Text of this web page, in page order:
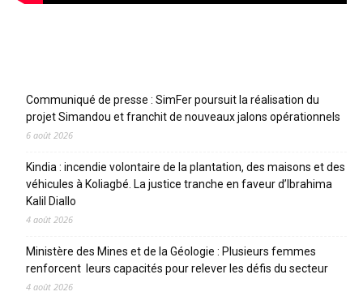
Communiqué de presse : SimFer poursuit la réalisation du
projet Simandou et franchit de nouveaux jalons opérationnels
6 août 2026
Kindia : incendie volontaire de la plantation, des maisons et des
véhicules à Koliagbé. La justice tranche en faveur d’Ibrahima
Kalil Diallo
4 août 2026
Ministère des Mines et de la Géologie : Plusieurs femmes
renforcent leurs capacités pour relever les défis du secteur
4 août 2026